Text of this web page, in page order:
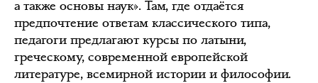
а также основы наук». Там, где отдаётся
предпочтение ответам классического типа,
педагоги предлагают курсы по латыни,
греческому, современной европейской
литературе, всемирной истории и философии.